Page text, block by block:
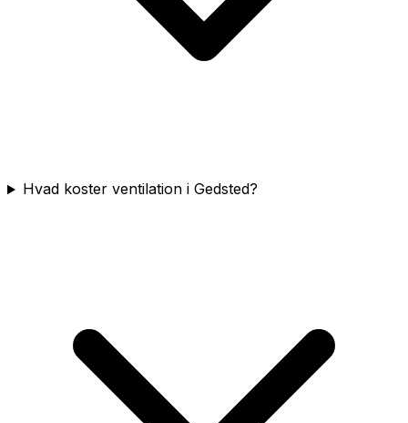
Hvad koster ventilation i Gedsted?